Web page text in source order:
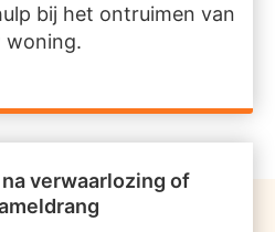
bij het ontruimen van
woning.
verwaarlozing of